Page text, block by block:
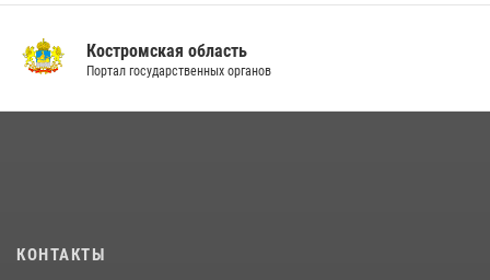
посвященные 108-й годовщине со дня рождения генерала армии
Ивана Кирилловича Яковлева
Костромская область
Портал государственных органов
КОНТАКТЫ